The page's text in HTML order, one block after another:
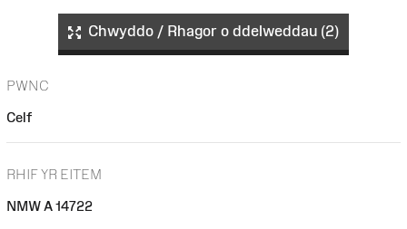
Chwyddo / Rhagor o ddelweddau (2)
PWNC
Celf
RHIF YR EITEM
NMW A 14722